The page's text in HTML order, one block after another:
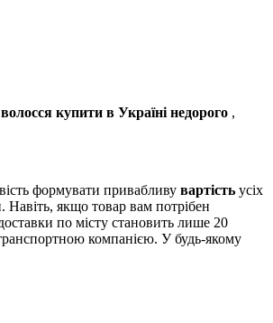
купити в Україні недорого ,
формувати привабливу вартість усіх
Навіть, якщо товар вам потрібен
по місту становить лише 20
компанією. У будь-якому